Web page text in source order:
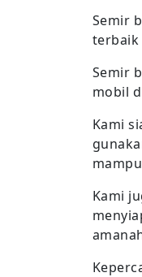
Semir
terbaik
Semir
mobil
Kami
Kami